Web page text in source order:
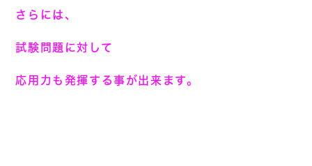
さらには、
試験問題に対して
応用力も発揮する事が出来ます。